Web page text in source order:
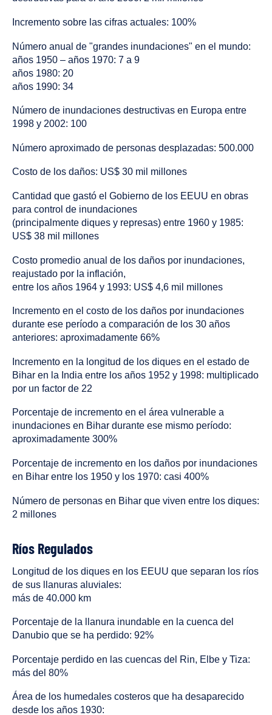
Incremento sobre las cifras actuales: 100%
Número anual de "grandes inundaciones" en el mundo:
años 1950 – años 1970: 7 a 9
años 1980: 20
años 1990: 34
Número de inundaciones destructivas en Europa entre
1998 y 2002: 100
Número aproximado de personas desplazadas: 500.000
Costo de los daños: US$ 30 mil millones
Cantidad que gastó el Gobierno de los EEUU en obras
para control de inundaciones
(principalmente diques y represas) entre 1960 y 1985:
US$ 38 mil millones
Costo promedio anual de los daños por inundaciones,
reajustado por la inflación,
entre los años 1964 y 1993: US$ 4,6 mil millones
Incremento en el costo de los daños por inundaciones
durante ese período a comparación de los 30 años
anteriores: aproximadamente 66%
Incremento en la longitud de los diques en el estado de
Bihar en la India entre los años 1952 y 1998: multiplicado
por un factor de 22
Porcentaje de incremento en el área vulnerable a
inundaciones en Bihar durante ese mismo período:
aproximadamente 300%
Porcentaje de incremento en los daños por inundaciones
en Bihar entre los 1950 y los 1970: casi 400%
Número de personas en Bihar que viven entre los diques:
2 millones
Ríos Regulados
Longitud de los diques en los EEUU que separan los ríos
de sus llanuras aluviales:
más de 40.000 km
Porcentaje de la llanura inundable en la cuenca del
Danubio que se ha perdido: 92%
Porcentaje perdido en las cuencas del Rin, Elbe y Tiza:
más del 80%
Área de los humedales costeros que ha desaparecido
desde los años 1930: